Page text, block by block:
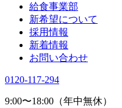
給食事業部
新希望について
採用情報
新着情報
お問い合わせ
0120-117-294
9:00〜18:00（年中無休）